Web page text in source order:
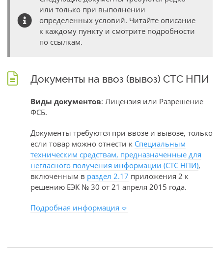
или только при выполнении
определенных условий. Читайте описание
к каждому пункту и смотрите подробности
по ссылкам.
Документы на ввоз (вывоз) СТС НПИ
Виды документов: Лицензия или Разрешение
ФСБ.
Документы требуются при ввозе и вывозе, только
если товар можно отнести к Специальным
техническим средствам, предназначенные для
негласного получения информации (СТС НПИ),
включенным в раздел 2.17 приложения 2 к
решению ЕЭК № 30 от 21 апреля 2015 года.
Подробная информация